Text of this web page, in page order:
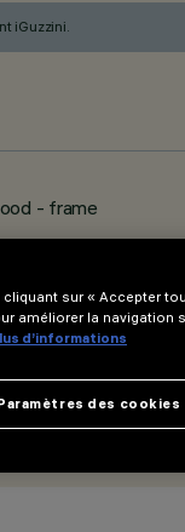
iGuzzini.
- frame
cliquant sur « Accepter
améliorer la navigation
d’informations
des cookies